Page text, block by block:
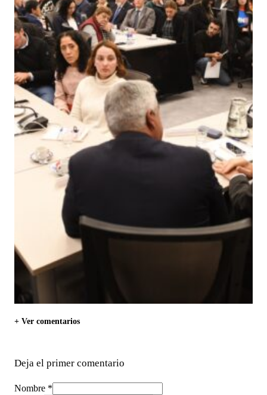
+ Ver comentarios
Deja el primer comentario
Nombre *